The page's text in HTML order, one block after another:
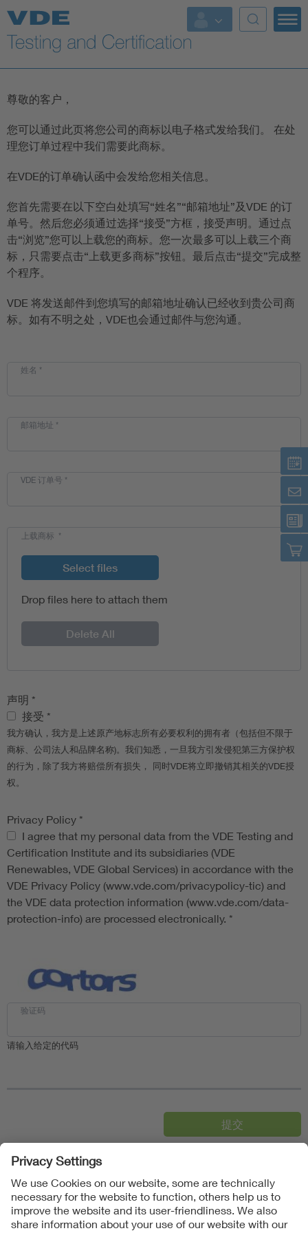
Key Topics
尊敬的客户，
您可以通过此页将您公司的商标以电子格式发给我们。 在处
理您订单过程中我们需要此商标。
在VDE的订单确认函中会发给您相关信息。
您首先需要在以下空白处填写“姓名”“邮箱地址”及VDE 的订
单号。然后您必须通过选择“接受”方框，接受声明。通过点
击“浏览”您可以上载您的商标。您一次最多可以上载三个商
标，只需要点击“上载更多商标”按钮。最后点击“提交”完成整
个程序。
VDE 将发送邮件到您填写的邮箱地址确认已经收到贵公司商
标。如有不明之处，VDE也会通过邮件与您沟通。
姓名 *
邮箱地址 *
VDE 订单号 *
上载商标 *
Select files
Drop files here to attach them
Delete All
声明 *
声明接受 *
我方确认，我方是上述原产地标志所有必要权利的拥有者（包括但不限于
商标、公司法人和品牌名称)。我们知悉，一旦我方引发侵犯第三方保护权
的行为，除了我方将赔偿所有损失， 同时VDE将立即撤销其相关的VDE授
权。
Privacy Policy *
Privacy Policy
I agree that my personal data from the VDE Testing and
Certification Institute and its subsidiaries (VDE
Renewables, VDE Global Services) in accordance with the
VDE Privacy Policy (www.vde.com/privacypolicy-tic) and
the VDE data protection information (www.vde.com/data-
protection-info) are processed electronically. *
验证码
请输入给定的代码
Follow us on